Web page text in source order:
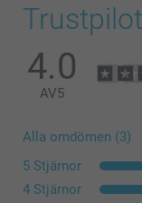
4.0
AV5
Alla omdömen (3)
5 Stjärnor
4 Stjärnor